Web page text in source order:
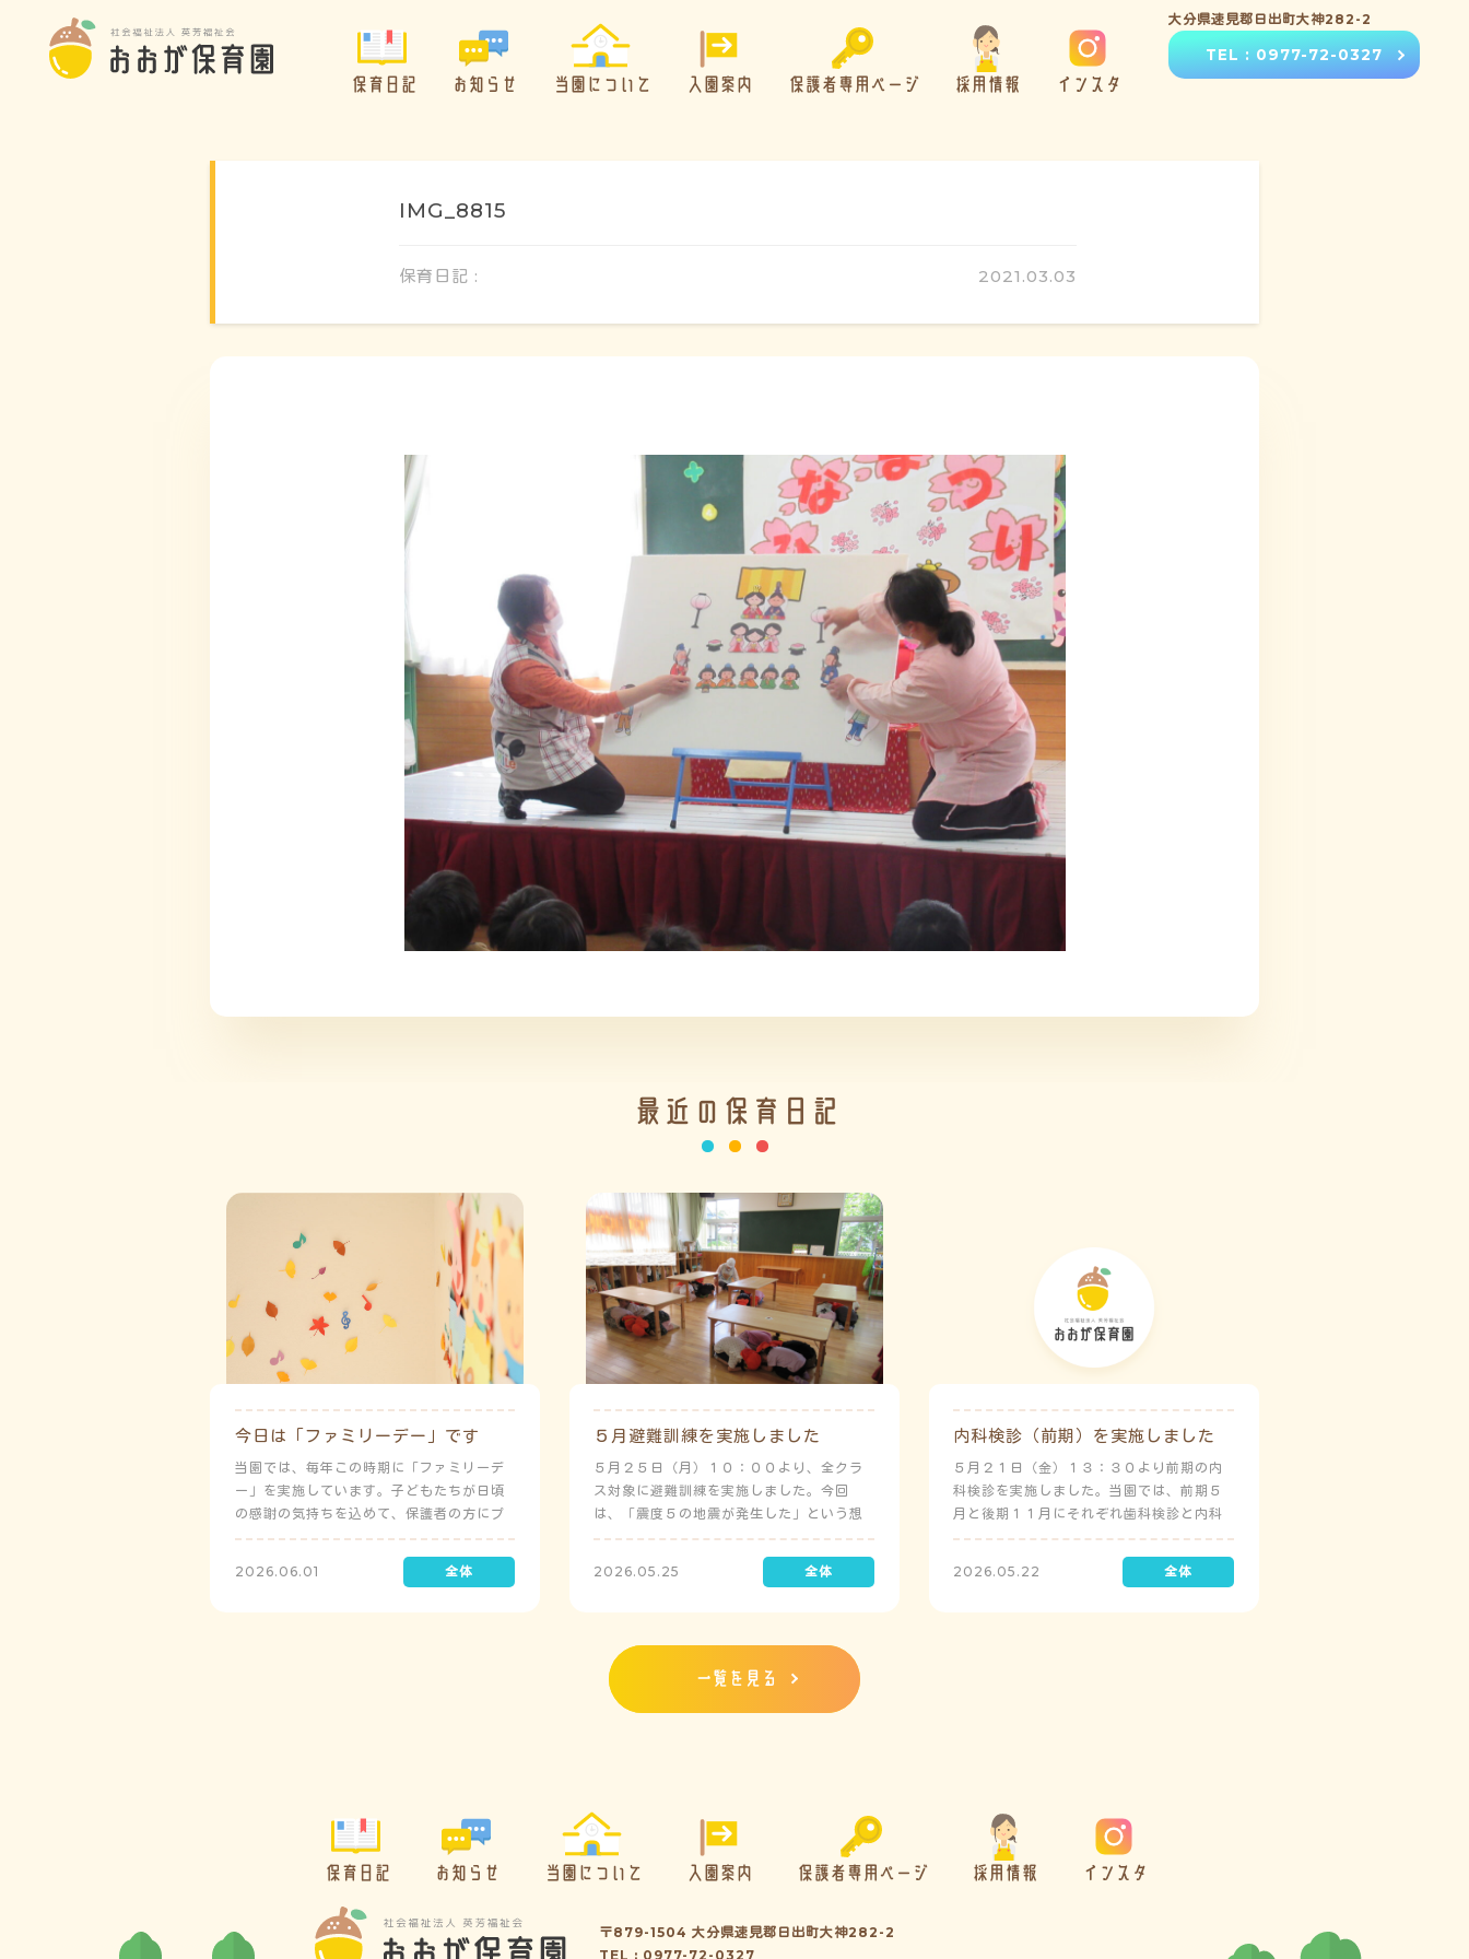
保育日記 お知らせ 当園について 入園案内 保護者専用ページ 採用情報 インスタ
大分県速見郡日出町大神282-2
TEL : 0977-72-0327
IMG_8815
保育日記 : 2021.03.03
最近の保育日記
今日は「ファミリーデー」です
当園では、毎年この時期に「ファミリーデ
ー」を実施しています。子どもたちが日頃
の感謝の気持ちを込めて、保護者の方にプ
レゼントを制作して渡します。
2026.06.01
５月避難訓練を実施しました
５月２５日（月）１０：００より、全クラ
ス対象に避難訓練を実施しました。今回
は、「震度５の地震が発生した」という想
定で実施し、園児たちが職員の指示に従い
訓練に取り組みました。前庭（駐車場）に
全体集合をして人数確認をした後、各クラ
難することを想定（敷地面積が広いため）
しており、地震時の避難対応マニュアルの
作成を行政より免除されています。また、
2026.05.25
内科検診（前期）を実施しました
５月２１日（金）１３：３０より前期の内
科検診を実施しました。当園では、前期５
月と後期１１月にそれぞれ歯科検診と内科
検診を実施しています。
2026.05.22
一覧を見る
保育日記 お知らせ 当園について 入園案内 保護者専用ページ 採用情報 インスタ
〒879-1504 大分県速見郡日出町大神282-2
TEL : 0977-72-0327
1日のスケジュール
年間行事
施設の紹介
情報公開